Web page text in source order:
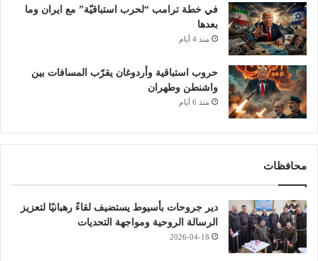
في خطة ترامب “لحرب استباقيّة” مع ايران وما
بعدها
منذ 4 أيام
حروب استباقية وأردوغان يقرّب المسافات بين
واشنطن وطهران
منذ 6 أيام
محافظات
دير جروحات بأسيوط يستضيف لقاءً رهبانيًا لتعزيز
الرسالة الروحية ومواجهة التحديات
2026-04-18